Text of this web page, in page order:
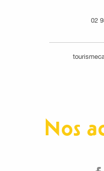
02
Nos